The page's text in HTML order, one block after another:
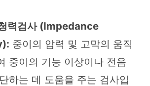
력검사 (Impedance
중이의 압력 및 고막의 움직
중이의 기능 이상이나 전음
하는 데 도움을 주는 검사입